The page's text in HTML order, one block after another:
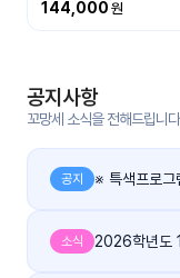
그
144,000
공지사항
꼬망세 소식을 전해드립니
공지 ※ 특색프로그
소식 2026학년도